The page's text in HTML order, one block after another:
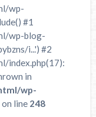
wp-
#1
wp-blog-
i...') #2
index.php(17):
in
wp-
on line 248